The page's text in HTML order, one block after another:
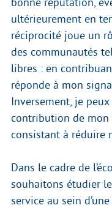
bonne réputation,
ultérieurement en
réciprocité joue un
des communautés
libres : en
réponde à mon
Inversement, je
contribution de mon
consistant à réduire
Dans le cadre de
souhaitons étudier
service au sein